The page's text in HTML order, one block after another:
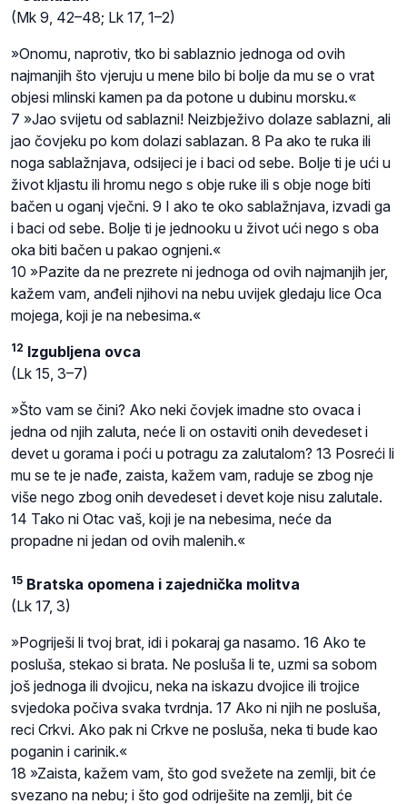
(Mk 9, 42–48; Lk 17, 1–2)
»Onomu, naprotiv, tko bi sablaznio jednoga od ovih
najmanjih što vjeruju u mene bilo bi bolje da mu se o vrat
objesi mlinski kamen pa da potone u dubinu morsku.«
7 »Jao svijetu od sablazni! Neizbježivo dolaze sablazni, ali
jao čovjeku po kom dolazi sablazan. 8 Pa ako te ruka ili
noga sablažnjava, odsijeci je i baci od sebe. Bolje ti je ući u
život kljastu ili hromu nego s obje ruke ili s obje noge biti
bačen u oganj vječni. 9 I ako te oko sablažnjava, izvadi ga
i baci od sebe. Bolje ti je jednooku u život ući nego s oba
oka biti bačen u pakao ognjeni.«
10 »Pazite da ne prezrete ni jednoga od ovih najmanjih jer,
kažem vam, anđeli njihovi na nebu uvijek gledaju lice Oca
mojega, koji je na nebesima.«
12 Izgubljena ovca
(Lk 15, 3–7)
»Što vam se čini? Ako neki čovjek imadne sto ovaca i
jedna od njih zaluta, neće li on ostaviti onih devedeset i
devet u gorama i poći u potragu za zalutalom? 13 Posreći li
mu se te je nađe, zaista, kažem vam, raduje se zbog nje
više nego zbog onih devedeset i devet koje nisu zalutale.
14 Tako ni Otac vaš, koji je na nebesima, neće da
propadne ni jedan od ovih malenih.«
15 Bratska opomena i zajednička molitva
(Lk 17, 3)
»Pogriješi li tvoj brat, idi i pokaraj ga nasamo. 16 Ako te
posluša, stekao si brata. Ne posluša li te, uzmi sa sobom
još jednoga ili dvojicu, neka na iskazu dvojice ili trojice
svjedoka počiva svaka tvrdnja. 17 Ako ni njih ne posluša,
reci Crkvi. Ako pak ni Crkve ne posluša, neka ti bude kao
poganin i carinik.«
18 »Zaista, kažem vam, što god svežete na zemlji, bit će
svezano na nebu; i što god odriješite na zemlji, bit će